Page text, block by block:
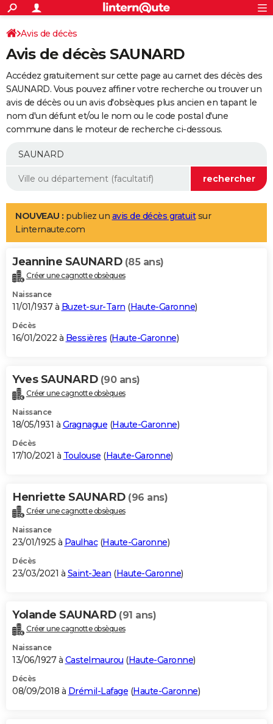
ACTUALITÉS
Politique
Société
Faits Divers
Education
Monde
Villes
+
SPORT
Coupe du monde 2026
Football
Tennis
Cyclisme
Rugby
Forum
Programme TV
TNT
Streaming
Cinéma
Sorties cinéma
Musique
+
FINANCE
Retraite
Epargne
Immobilier
Risques naturels par ville
Banque
Assurance
AUTO
Essais
Réserver un essai
Citadines
Berlines
SUV
Forum auto
+
Mobiles
Meilleur smartphone
Internet
Ordinateurs
Jeux vidéo
Guide high-tech
Aménagement intérieur
LIFESTYLE
Art de vivre
Bien-être
Loisirs
Mode
Modes de vie
Alimentation
Guide de la santé
Maladies
Médicaments
Sommeil
VOYAGE
Destinations
City break
Voyage nature
Voyage de noces
Forum
Climat
+PHOTO
GUIDES D'ACHAT
BONS PLANS
Carte de Noël
Carte Bonne année
Carte Saint-Valentin
Carte Pâques
Carte d'anniversaire
DICTIONNAIRE
Dictionnaire
Biographies
Citations
Expressions
Proverbes
PROGRAMME TV
S'inscrire
Se connecter
Lycées
Collèges
Primaires
Universités
Entreprises
Service militaire
Avis de recherche
AVIS DE DÉCÈS
Bricolage
Lifestyle
Culture
Sport
Auto
Television
Voyage
Cinema
Avis de décès
Avis de décès SAUNARD
Accédez gratuitement sur cette page au carnet des décès des
SAUNARD. Vous pouvez affiner votre recherche ou trouver un
avis de décès ou un avis d'obsèques plus ancien en tapant le
nom d'un défunt et/ou le nom ou le code postal d'une
commune dans le moteur de recherche ci-dessous.
NOUVEAU : publiez un avis de décès gratuitsur
Linternaute.com
Jeannine SAUNARD (85 ans)
Créer une cagnotte obsèques
Naissance
11/01/1937 à Buzet-sur-Tarn (Haute-Garonne)
Décès
16/01/2022 à Bessières (Haute-Garonne)
Yves SAUNARD (90 ans)
Créer une cagnotte obsèques
Naissance
18/05/1931 à Gragnague (Haute-Garonne)
Décès
17/10/2021 à Toulouse (Haute-Garonne)
Henriette SAUNARD (96 ans)
Créer une cagnotte obsèques
Naissance
23/01/1925 à Paulhac(Haute-Garonne)
Décès
23/03/2021 à Saint-Jean (Haute-Garonne)
Yolande SAUNARD (91 ans)
Créer une cagnotte obsèques
Naissance
13/06/1927 à Castelmaurou (Haute-Garonne)
Décès
08/09/2018 à Drémil-Lafage (Haute-Garonne)